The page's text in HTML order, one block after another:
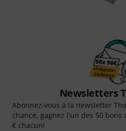
Newsletters
Abonnez-vous à la newsletter
chance, gagnez l'un des 50
€ chacun!